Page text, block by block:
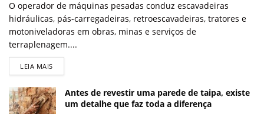
O operador de máquinas pesadas conduz escavadeiras
hidráulicas, pás-carregadeiras, retroescavadeiras, tratores e
motoniveladoras em obras, minas e serviços de
terraplenagem....
LEIA MAIS
Antes de revestir uma parede de taipa, existe
um detalhe que faz toda a diferença